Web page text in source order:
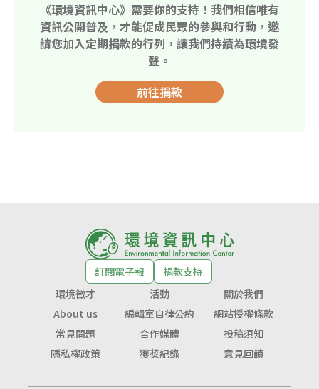
《環境資訊中心》需要你的支持！我們相信唯有
資訊公開普及，才能促成民眾的參與和行動，邀
請您加入定期捐款的行列，讓我們持續為環境發
聲。
前往捐款
訂閱電子報
捐款支持
環境徵才
活動
關於我們
About us
編輯室自律公約
網站授權條款
常見問題
合作媒體
投稿須知
隱私權政策
獲獎紀錄 意見回饋